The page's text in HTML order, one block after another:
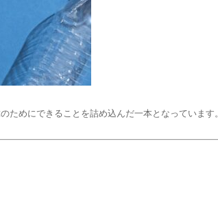
めにできることを詰め込んだ一本となっています。